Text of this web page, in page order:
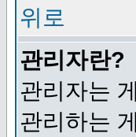
위로
관리자란?
관리자는
관리하는